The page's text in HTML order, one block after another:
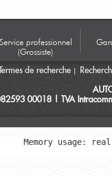
Service professionnel
(Grossiste)
Termes de recherche
00018 | TVA
Memory usage: